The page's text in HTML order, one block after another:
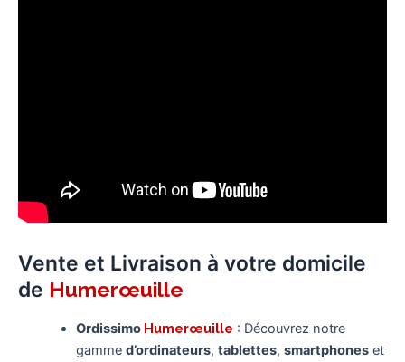
Vente et Livraison à votre domicile
de Humerœuille
Ordissimo Humerœuille : Découvrez notre
gamme d’ordinateurs, tablettes, smartphoneset